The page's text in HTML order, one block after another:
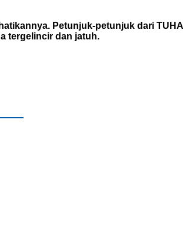
Petunjuk-petunjuk dari
tergelincir dan jatuh.